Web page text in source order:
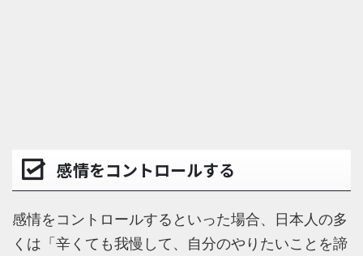
感情をコントロールする
感情をコントロールするといった場合、日本人の多
くは「辛くても我慢して、自分のやりたいことを諦